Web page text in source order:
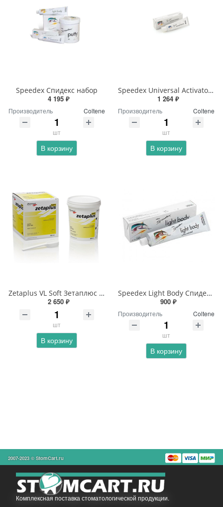
Speedex Спидекс набор
4 195 ₽
Производитель Coltene
шт
В корзину
Speedex Universal Activator Спидекс активатор
1 264 ₽
Производитель Coltene
шт
В корзину
Zetaplus VL Soft Зетаплюс Набор
2 650 ₽
шт
В корзину
Speedex Light Body Спидекс Коррегирующий слой
900 ₽
Производитель Coltene
шт
В корзину
2007-2023 © StomCart.ru
Комплексная поставка стоматологической продукции.